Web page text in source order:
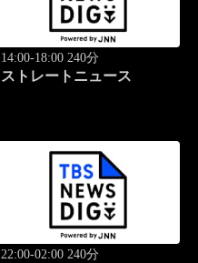
14:00-18:00 240分
ストレートニュース
22:00-02:00 240分